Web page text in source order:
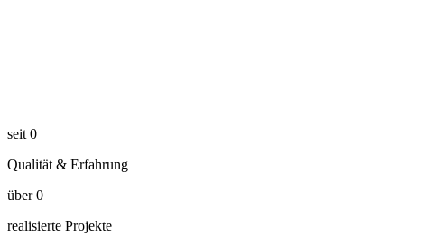
seit 0
Qualität & Erfahrung
über 0
realisierte Projekte